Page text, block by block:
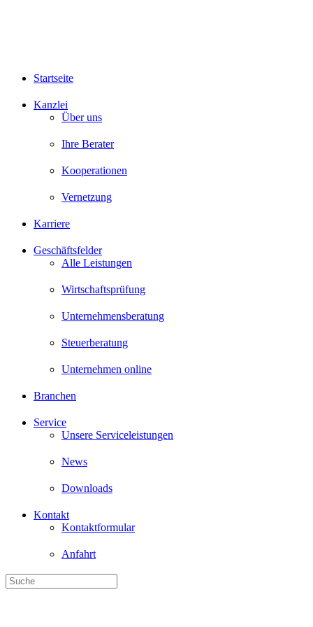
Startseite
Kanzlei
Über uns
Ihre Berater
Kooperationen
Vernetzung
Karriere
Geschäftsfelder
Alle Leistungen
Wirtschaftsprüfung
Unternehmensberatung
Steuerberatung
Unternehmen online
Branchen
Service
Unsere Serviceleistungen
News
Downloads
Kontakt
Kontaktformular
Anfahrt